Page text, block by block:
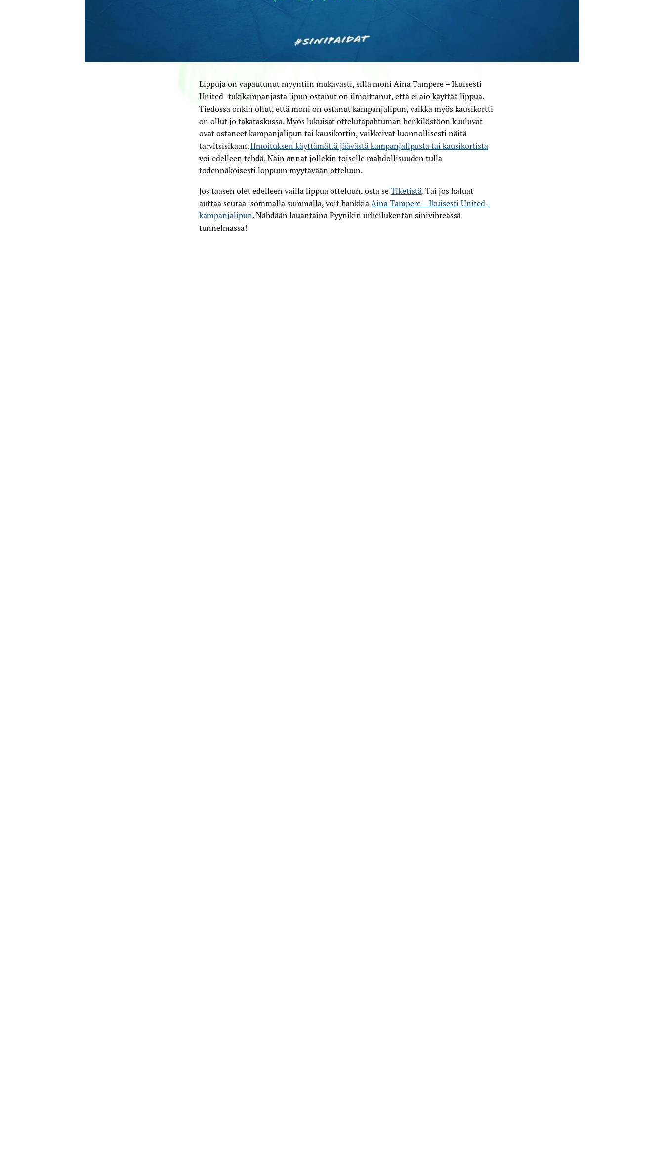
Lippuja on vapautunut myyntiin mukavasti, sillä moni Aina Tampere – Ikuisesti
United -tukikampanjasta lipun ostanut on ilmoittanut, että ei aio käyttää lippua.
Tiedossa onkin ollut, että moni on ostanut kampanjalipun, vaikka myös kausikortti
on ollut jo takataskussa. Myös lukuisat ottelutapahtuman henkilöstöön kuuluvat
ovat ostaneet kampanjalipun tai kausikortin, vaikkeivat luonnollisesti näitä
tarvitsisikaan.Ilmoituksen käyttämättä jäävästä kampanjalipusta tai kausikortista
voi edelleen tehdä. Näin annat jollekin toiselle mahdollisuuden tulla
todennäköisesti loppuun myytävään otteluun.
Jos taasen olet edelleen vailla lippua otteluun, osta se Tiketistä. Tai jos haluat
auttaa seuraa isommalla summalla, voit hankkia Aina Tampere – Ikuisesti United -
kampanjalipun. Nähdään lauantaina Pyynikin urheilukentän sinivihreässä
tunnelmassa!